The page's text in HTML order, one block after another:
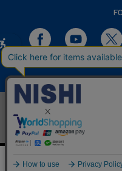
SP版サイトを表示
Copyright © NISHI
このウェブサイトでは、お客様にご提
本ウェブサイトの快適なご利用のため
本サイトをご利用いただく際には、
だいたものとみなします。詳細は、”